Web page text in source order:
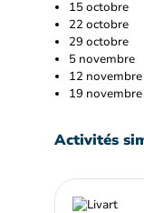
15 octobre
22 octobre
29 octobre
5 novembre
12 novembre
19 novembre
Activités